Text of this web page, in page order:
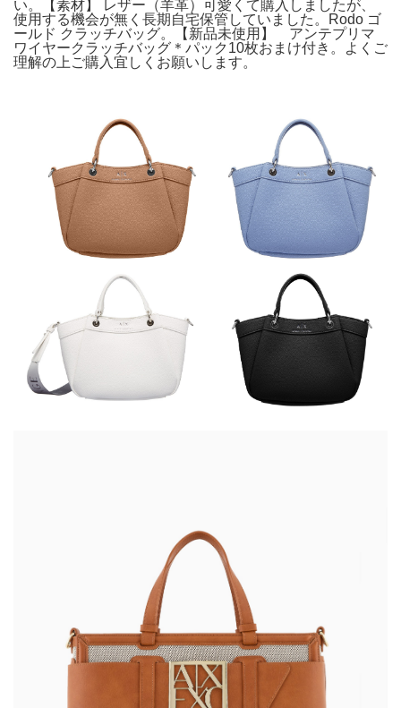
い。【素材】 レザー（羊革）可愛くて購入しましたが、
使用する機会が無く長期自宅保管していました。Rodo ゴ
ールド クラッチバッグ。【新品未使用】 アンテプリマ
ワイヤークラッチバッグ＊パック10枚おまけ付き。よくご
理解の上ご購入宜しくお願いします。